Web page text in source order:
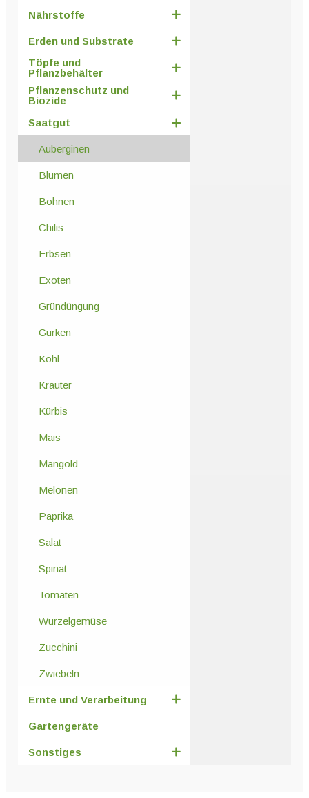
Nährstoffe
Erden und Substrate
Töpfe und
Pflanzbehälter
Pflanzenschutz und
Biozide
Saatgut
Auberginen
Blumen
Bohnen
Chilis
Erbsen
Exoten
Gründüngung
Gurken
Kohl
Kräuter
Kürbis
Mais
Mangold
Melonen
Paprika
Salat
Spinat
Tomaten
Wurzelgemüse
Zucchini
Zwiebeln
Ernte und Verarbeitung
Gartengeräte
Sonstiges